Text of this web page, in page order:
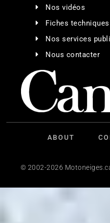
Nos vidéos
Fiches techniques
Nos services
Nous contacter
ABOUT
© 2002-2026